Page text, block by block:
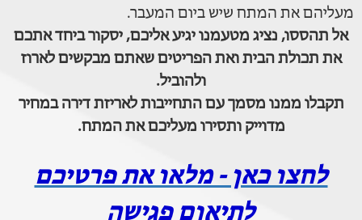
מעליהם את המתח שיש ביום המעבר.
אל תהססו, נציג מטעמנו יגיע אליכם, יסקור ביחד אתכם
את תכולת הבית ואת הפריטים שאתם מבקשים לארוז
ולהוביל.
תקבלו ממנו מסמך עם התחייבות לאריזת דירה במחיר
מדוייק ותסירו מעליכם את המתח.
לחצו כאן - מלאו את פרטיכם
לתיאום פגישה